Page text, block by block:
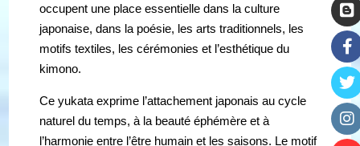
occupent une place essentielle dans la culture
japonaise, dans la poésie, les arts traditionnels, les
motifs textiles, les cérémonies et l’esthétique du
kimono.
Ce yukata exprime l’attachement japonais au cycle
naturel du temps, à la beauté éphémère et à
l’harmonie entre l’être humain et les saisons. Le motif